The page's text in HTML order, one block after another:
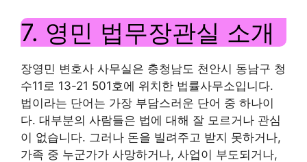
7. 영민 법무장관실 소개
장영민 변호사 사무실은 충청남도 천안시 동남구 청
수11로 13-21 501호에 위치한 법률사무소입니다.
법이라는 단어는 가장 부담스러운 단어 중 하나이
다. 대부분의 사람들은 법에 대해 잘 모르거나 관심
이 없습니다. 그러나 돈을 빌려주고 받지 못하거나,
가족 중 누군가가 사망하거나, 사업이 부도되거나,